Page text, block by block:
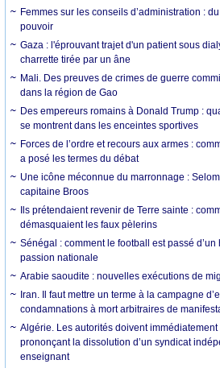
Femmes sur les conseils d’administration :
pouvoir
Gaza : l'éprouvant trajet d'un patient sous
charrette tirée par un âne
Mali. Des preuves de crimes de guerre
dans la région de Gao
Des empereurs romains à Donald Trump :
se montrent dans les enceintes sportives
Forces de l’ordre et recours aux armes :
a posé les termes du débat
Une icône méconnue du marronnage :
capitaine Broos
Ils prétendaient revenir de Terre sainte :
démasquaient les faux pèlerins
Sénégal : comment le football est passé
passion nationale
Arabie saoudite : nouvelles exécutions de
Iran. Il faut mettre un terme à la campagne
condamnations à mort arbitraires de
Algérie. Les autorités doivent
prononçant la dissolution d’un syndicat
enseignant